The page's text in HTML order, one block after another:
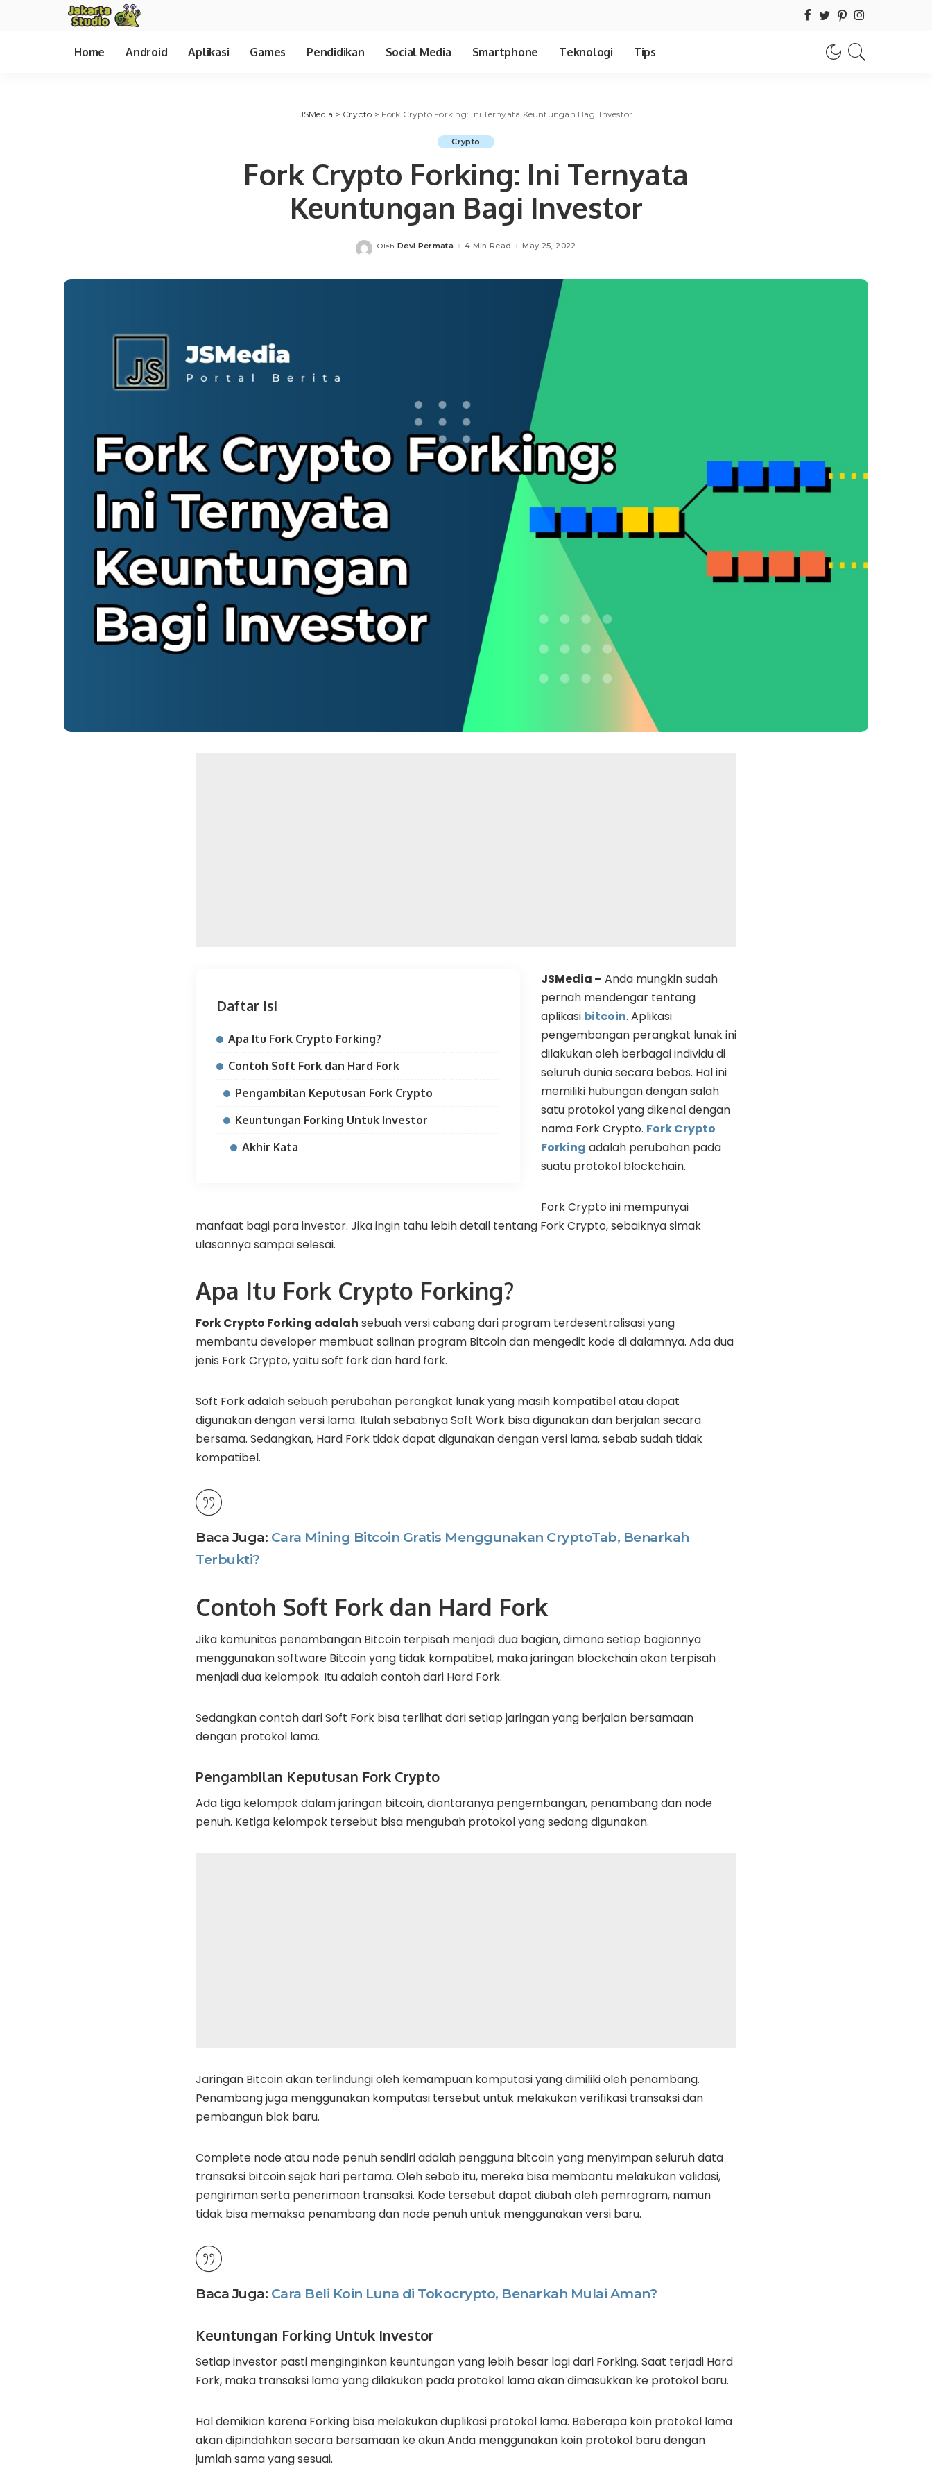
Home Android Aplikasi Games Pendidikan Social Media Smartphone Teknologi Tips
JSMedia > Crypto > Fork Crypto Forking: Ini Ternyata Keuntungan Bagi Investor
Crypto
Fork Crypto Forking: Ini Ternyata
Keuntungan Bagi Investor
Posted
Oleh Devi Permata 4 Min Read May 25, 2022
Daftar Isi
Apa Itu Fork Crypto Forking?
Contoh Soft Fork dan Hard Fork
Pengambilan Keputusan Fork Crypto
Keuntungan Forking Untuk Investor
Akhir Kata
JSMedia – Anda mungkin sudah
pernah mendengar tentang
aplikasi bitcoin. Aplikasi
pengembangan perangkat lunak ini
dilakukan oleh berbagai individu di
seluruh dunia secara bebas. Hal ini
memiliki hubungan dengan salah
satu protokol yang dikenal dengan
nama Fork Crypto. Fork Crypto
Forking adalah perubahan pada
suatu protokol blockchain.
Fork Crypto ini mempunyai
manfaat bagi para investor. Jika ingin tahu lebih detail tentang Fork Crypto, sebaiknya simak
ulasannya sampai selesai.
Apa Itu Fork Crypto Forking?
Fork Crypto Forking adalah sebuah versi cabang dari program terdesentralisasi yang
membantu developer membuat salinan program Bitcoin dan mengedit kode di dalamnya. Ada dua
jenis Fork Crypto, yaitu soft fork dan hard fork.
Soft Fork adalah sebuah perubahan perangkat lunak yang masih kompatibel atau dapat
digunakan dengan versi lama. Itulah sebabnya Soft Work bisa digunakan dan berjalan secara
bersama. Sedangkan, Hard Fork tidak dapat digunakan dengan versi lama, sebab sudah tidak
kompatibel.
Baca Juga: Cara Mining Bitcoin Gratis Menggunakan CryptoTab, Benarkah
Terbukti?
Contoh Soft Fork dan Hard Fork
Jika komunitas penambangan Bitcoin terpisah menjadi dua bagian, dimana setiap bagiannya
menggunakan software Bitcoin yang tidak kompatibel, maka jaringan blockchain akan terpisah
menjadi dua kelompok. Itu adalah contoh dari Hard Fork.
Sedangkan contoh dari Soft Fork bisa terlihat dari setiap jaringan yang berjalan bersamaan
dengan protokol lama.
Pengambilan Keputusan Fork Crypto
Ada tiga kelompok dalam jaringan bitcoin, diantaranya pengembangan, penambang dan node
penuh. Ketiga kelompok tersebut bisa mengubah protokol yang sedang digunakan.
Jaringan Bitcoin akan terlindungi oleh kemampuan komputasi yang dimiliki oleh penambang.
Penambang juga menggunakan komputasi tersebut untuk melakukan verifikasi transaksi dan
pembangun blok baru.
Complete node atau node penuh sendiri adalah pengguna bitcoin yang menyimpan seluruh data
transaksi bitcoin sejak hari pertama. Oleh sebab itu, mereka bisa membantu melakukan validasi,
pengiriman serta penerimaan transaksi. Kode tersebut dapat diubah oleh pemrogram, namun
tidak bisa memaksa penambang dan node penuh untuk menggunakan versi baru.
Baca Juga: Cara Beli Koin Luna di Tokocrypto, Benarkah Mulai Aman?
Keuntungan Forking Untuk Investor
Setiap investor pasti menginginkan keuntungan yang lebih besar lagi dari Forking. Saat terjadi Hard
Fork, maka transaksi lama yang dilakukan pada protokol lama akan dimasukkan ke protokol baru.
Hal demikian karena Forking bisa melakukan duplikasi protokol lama. Beberapa koin protokol lama
akan dipindahkan secara bersamaan ke akun Anda menggunakan koin protokol baru dengan
jumlah sama yang sesuai.